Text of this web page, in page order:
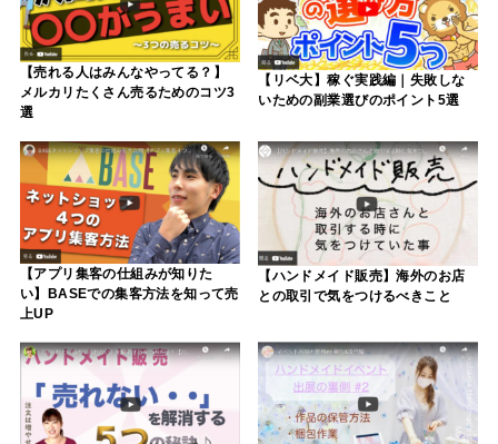
【売れる人はみんなやってる？】
メルカリたくさん売るためのコツ3
選
【リベ大】稼ぐ実践編｜失敗しな
いための副業選びのポイント5選
【アプリ集客の仕組みが知りた
い】BASEでの集客方法を知って売
上UP
【ハンドメイド販売】海外のお店
との取引で気をつけるべきこと